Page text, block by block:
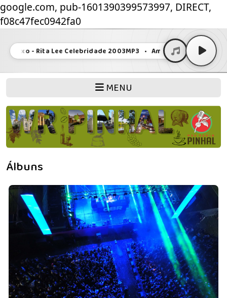
google.com, pub-1601390399573997, DIRECT,
f08c47fec0942fa0
Sexo - Rita Lee Celebridade 2003MP3 • Amor e Sexo - Rita Lee
MENU
Álbuns